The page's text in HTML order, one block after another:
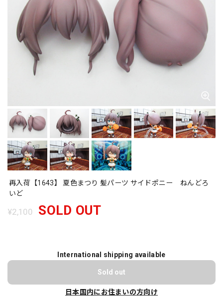
再入荷【1643】 夏色まつり 髪パーツ サイドポニー ねんどろ
いど
¥2,100 SOLD OUT
International shipping available
Sold out
日本国内にお住まいの方向け